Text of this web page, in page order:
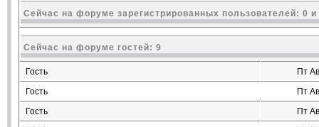
Сейчас на форуме зарегистрированных пользователей: 0
Сейчас на форуме гостей: 9
Гость
Пт
Гость
Пт
Гость
Пт